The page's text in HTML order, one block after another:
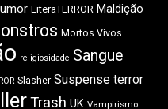
LiteraTERROR Maldição
Mortos Vivos
religiosidade Sangue
Slasher Suspense terror
Trash UK Vampirismo